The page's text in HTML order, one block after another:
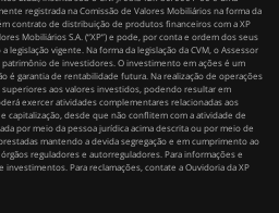
registrada na Comissão de Valores Mobiliários na forma da
contrato de distribuição de produtos financeiros com a XP
Mobiliários S.A. (“XP”) e pode, por conta e ordem dos seus
vigente. Na forma da legislação da CVM, o Assessor
de investidores. O investimento em ações é um
é garantia de rentabilidade futura. Na realização de operações
aos valores investidos, podendo resultar em
exercer atividades complementares relacionadas aos
capitalização, desde que não conflitem com a atividade de
por meio da pessoa jurídica acima descrita ou por meio de
mantendo a devida segregação e em cumprimento ao
reguladores e autorreguladores. Para informações e
Para reclamações, contate a Ouvidoria da XP